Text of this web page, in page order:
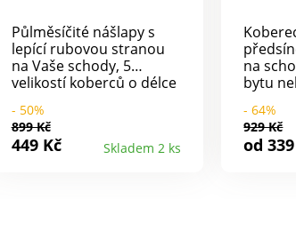
Půlměsíčité nášlapy s
lepící rubovou stranou
na Vaše schody, 5
velikostí koberců o délce
elegantnímu
Berberskému potisku
dodá tento koberec
- 50%
899 Kč
449 Kč Skladem 2 ks
na
bytu
rubu je
- 64%
929 Kč
od